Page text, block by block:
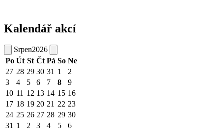
Kalendář akcí
Srpen2026
Po Út St Čt Pá So Ne
27 28 29 30 31 1
2
3
4 5 6 7 8
9
10 11 12 13 14 15 16
17 18 19 20 21 22 23
24 25 26 27 28 29 30
31 1 2 3 4 5 6